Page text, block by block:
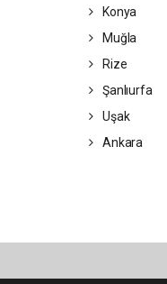
Konya
Muğla
Rize
Şanlıurfa
Uşak
Ankara